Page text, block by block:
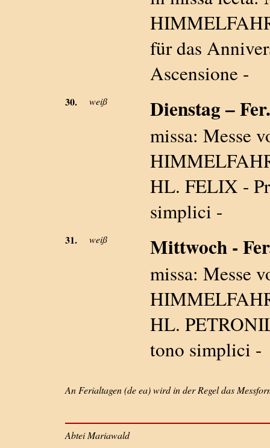
für das
Ascensione -
30. weiß Dienstag –
missa: Messe
HL. FELIX -
simplici -
31. weiß Mittwoch -
missa: Messe
HL.
tono simplici -
An Ferialtagen (de ea) wird in der Regel das
Abtei Mariawald